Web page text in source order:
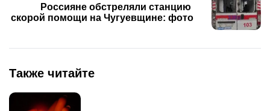
Россияне обстреляли станцию ​​
скорой помощи на Чугуевщине: фото
Также читайте